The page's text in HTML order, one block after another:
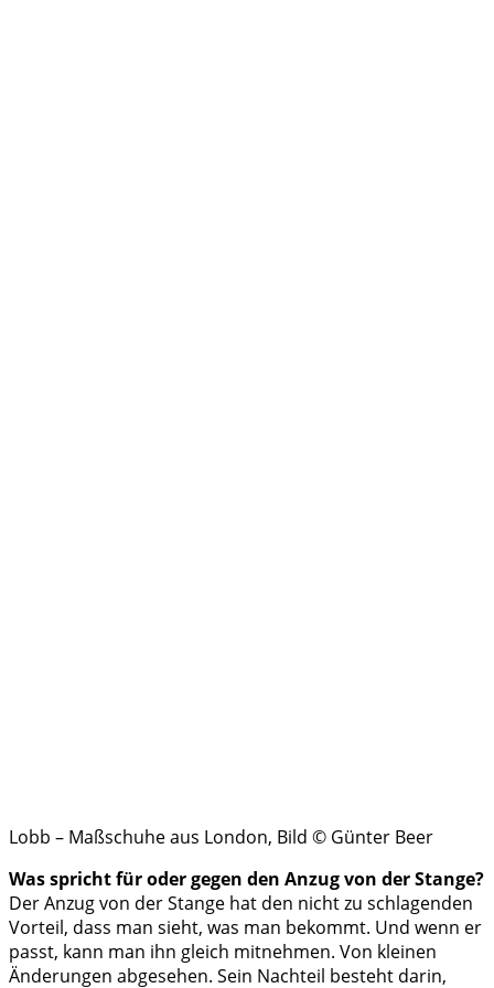
Lobb – Maßschuhe aus London, Bild © Günter Beer
Was spricht für oder gegen den Anzug von der Stange?
Der Anzug von der Stange hat den nicht zu schlagenden
Vorteil, dass man sieht, was man bekommt. Und wenn er
passt, kann man ihn gleich mitnehmen. Von kleinen
Änderungen abgesehen. Sein Nachteil besteht darin,